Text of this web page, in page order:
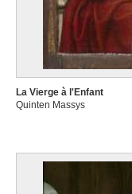
La Vierge à l'Enfant
Quinten Massys